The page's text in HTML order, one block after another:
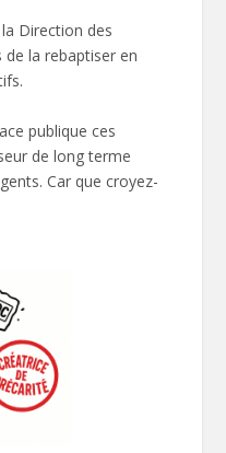
Direction des
de la rebaptiser en
publique ces
de long terme
Car que croyez-